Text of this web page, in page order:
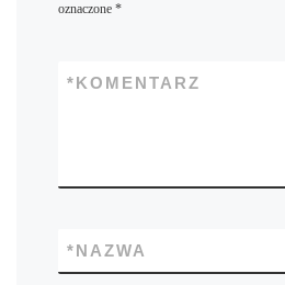
oznaczone *
KOMENTARZ
*
NAZWA
*